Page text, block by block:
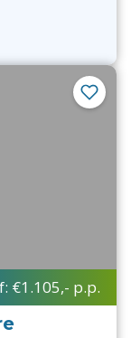
€1.105,- p.p.